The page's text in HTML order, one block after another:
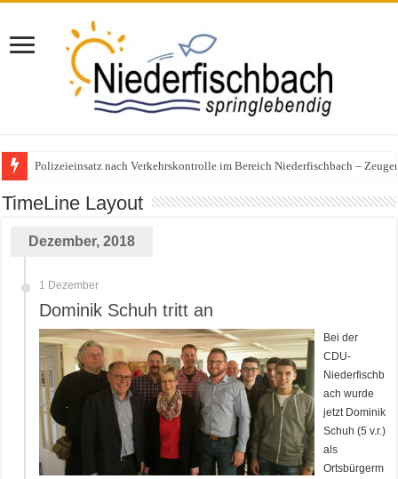
Polizeieinsatz nach Verkehrskontrolle im Bereich Niederfischbach –
TimeLine Layout
Dezember, 2018
1 Dezember
Dominik Schuh tritt an
Bei der
CDU-
Niederfischb
ach wurde
jetzt Dominik
Schuh (5 v.r.)
als
Ortsbürgerm